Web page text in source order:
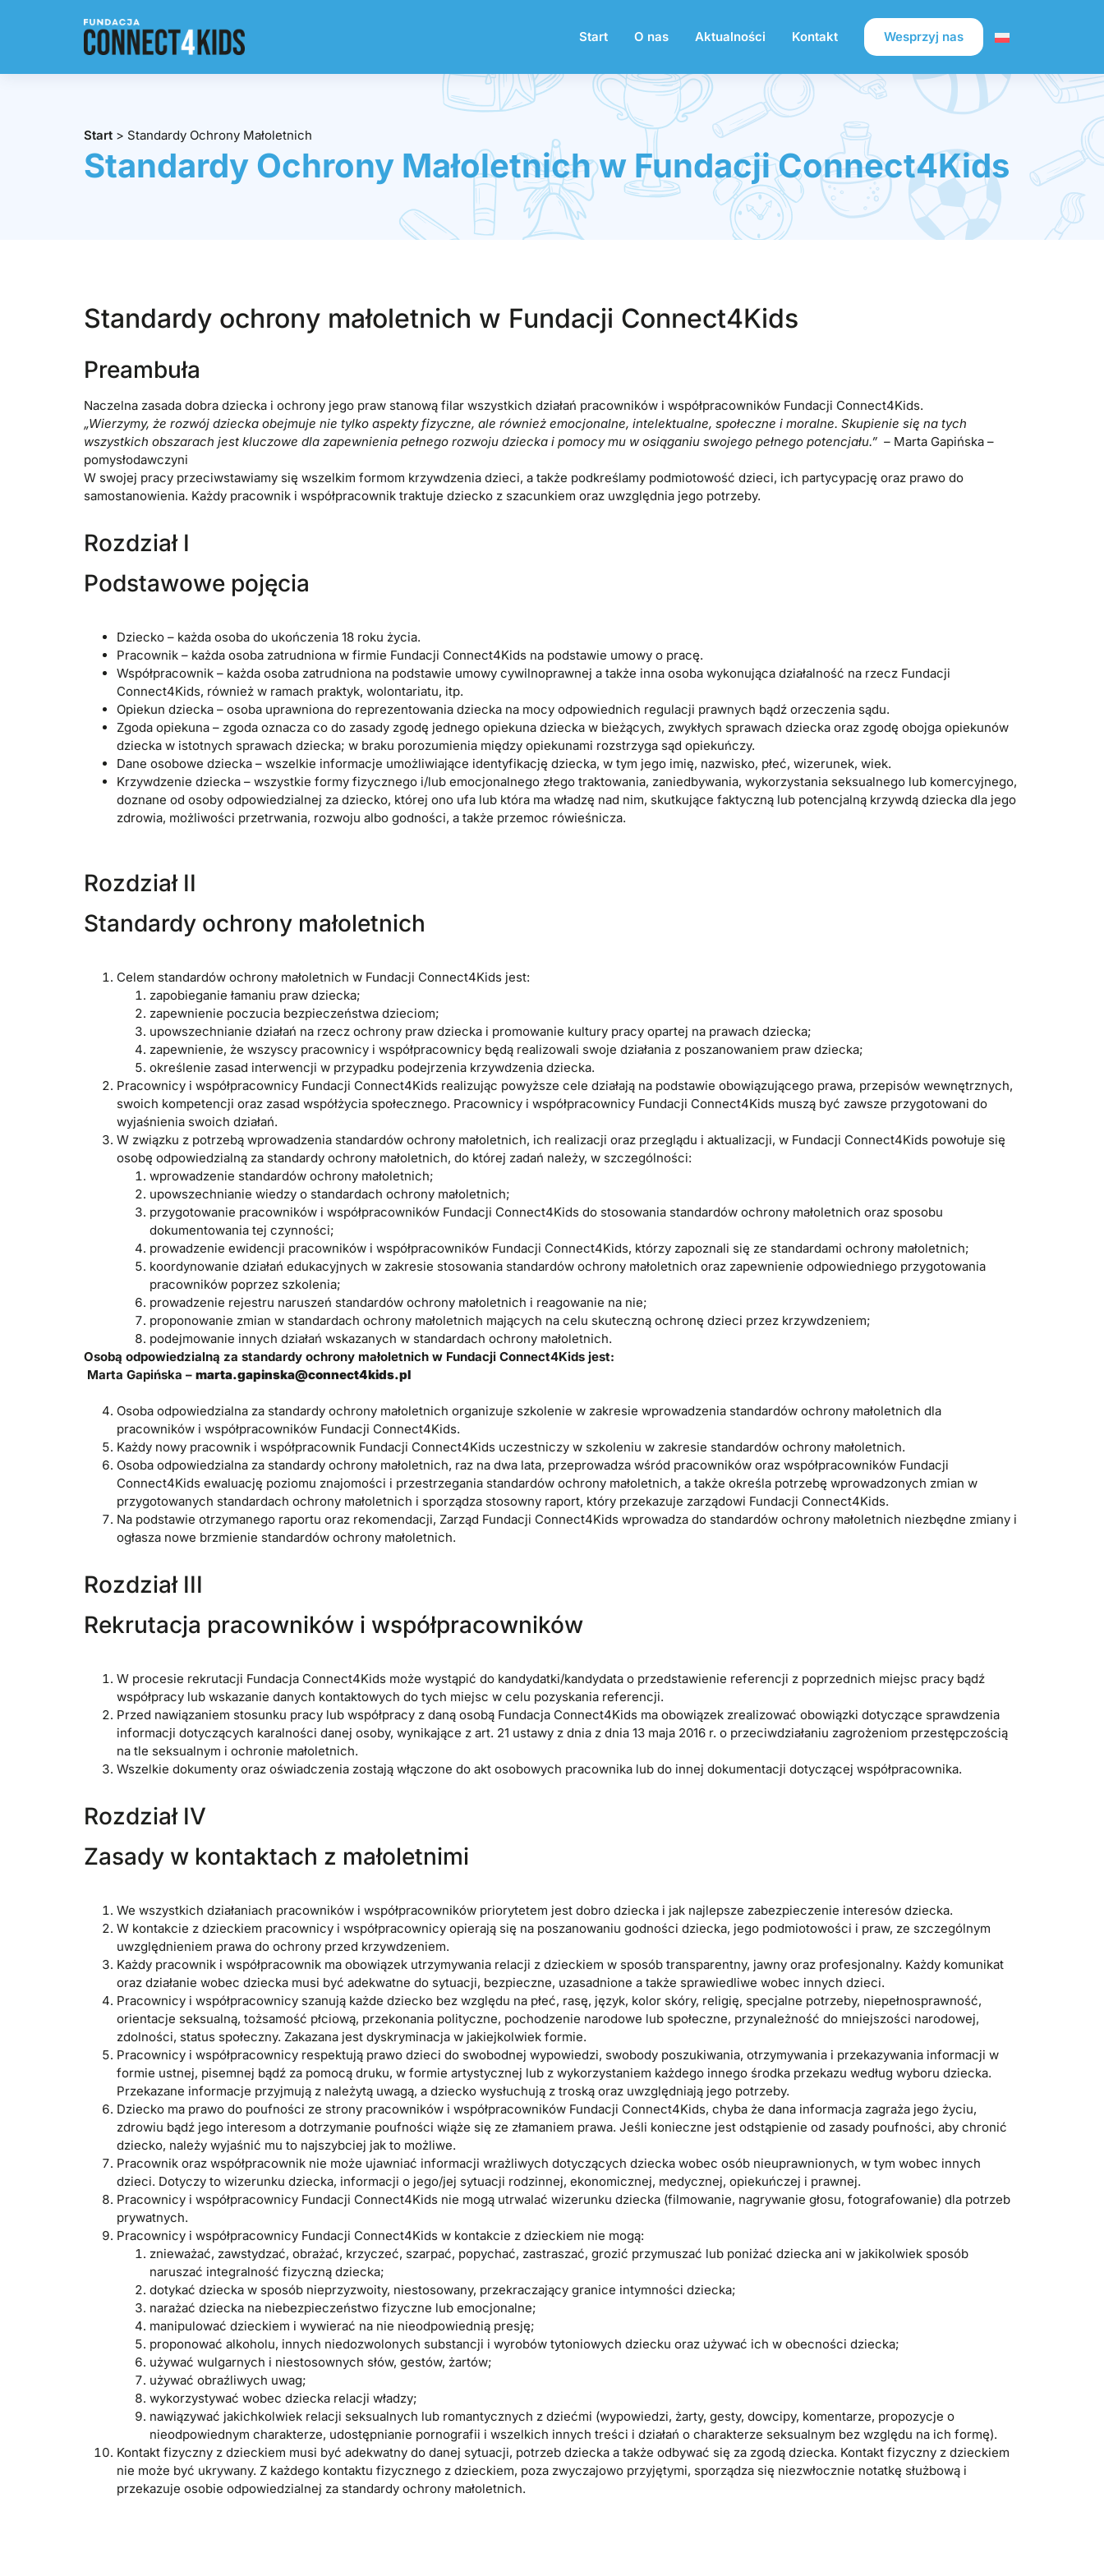
Start O nas Aktualności Kontakt Wesprzyj nas
Start > Standardy Ochrony Małoletnich
Standardy Ochrony Małoletnich w Fundacji Connect4Kids
Standardy ochrony małoletnich w Fundacji Connect4Kids
Preambuła
Naczelna zasada dobra dziecka i ochrony jego praw stanową filar wszystkich działań pracowników i współpracowników Fundacji Connect4Kids.
„Wierzymy, że rozwój dziecka obejmuje nie tylko aspekty fizyczne, ale również emocjonalne, intelektualne, społeczne i moralne. Skupienie się na tych
wszystkich obszarach jest kluczowe dla zapewnienia pełnego rozwoju dziecka i pomocy mu w osiąganiu swojego pełnego potencjału.” – Marta Gapińska –
pomysłodawczyni
W swojej pracy przeciwstawiamy się wszelkim formom krzywdzenia dzieci, a także podkreślamy podmiotowość dzieci, ich partycypację oraz prawo do
samostanowienia. Każdy pracownik i współpracownik traktuje dziecko z szacunkiem oraz uwzględnia jego potrzeby.
Rozdział I
Podstawowe pojęcia
Dziecko – każda osoba do ukończenia 18 roku życia.
Pracownik – każda osoba zatrudniona w firmie Fundacji Connect4Kids na podstawie umowy o pracę.
Współpracownik – każda osoba zatrudniona na podstawie umowy cywilnoprawnej a także inna osoba wykonująca działalność na rzecz Fundacji
Connect4Kids, również w ramach praktyk, wolontariatu, itp.
Opiekun dziecka – osoba uprawniona do reprezentowania dziecka na mocy odpowiednich regulacji prawnych bądź orzeczenia sądu.
Zgoda opiekuna – zgoda oznacza co do zasady zgodę jednego opiekuna dziecka w bieżących, zwykłych sprawach dziecka oraz zgodę obojga opiekunów
dziecka w istotnych sprawach dziecka; w braku porozumienia między opiekunami rozstrzyga sąd opiekuńczy.
Dane osobowe dziecka – wszelkie informacje umożliwiające identyfikację dziecka, w tym jego imię, nazwisko, płeć, wizerunek, wiek.
Krzywdzenie dziecka – wszystkie formy fizycznego i/lub emocjonalnego złego traktowania, zaniedbywania, wykorzystania seksualnego lub komercyjnego,
doznane od osoby odpowiedzialnej za dziecko, której ono ufa lub która ma władzę nad nim, skutkujące faktyczną lub potencjalną krzywdą dziecka dla jego
zdrowia, możliwości przetrwania, rozwoju albo godności, a także przemoc rówieśnicza.
Rozdział II
Standardy ochrony małoletnich
Celem standardów ochrony małoletnich w Fundacji Connect4Kids jest:
zapobieganie łamaniu praw dziecka;
zapewnienie poczucia bezpieczeństwa dzieciom;
upowszechnianie działań na rzecz ochrony praw dziecka i promowanie kultury pracy opartej na prawach dziecka;
zapewnienie, że wszyscy pracownicy i współpracownicy będą realizowali swoje działania z poszanowaniem praw dziecka;
określenie zasad interwencji w przypadku podejrzenia krzywdzenia dziecka.
Pracownicy i współpracownicy Fundacji Connect4Kids realizując powyższe cele działają na podstawie obowiązującego prawa, przepisów wewnętrznych,
swoich kompetencji oraz zasad współżycia społecznego. Pracownicy i współpracownicy Fundacji Connect4Kids muszą być zawsze przygotowani do
wyjaśnienia swoich działań.
W związku z potrzebą wprowadzenia standardów ochrony małoletnich, ich realizacji oraz przeglądu i aktualizacji, w Fundacji Connect4Kids powołuje się
osobę odpowiedzialną za standardy ochrony małoletnich, do której zadań należy, w szczególności:
wprowadzenie standardów ochrony małoletnich;
upowszechnianie wiedzy o standardach ochrony małoletnich;
przygotowanie pracowników i współpracowników Fundacji Connect4Kids do stosowania standardów ochrony małoletnich oraz sposobu
dokumentowania tej czynności;
prowadzenie ewidencji pracowników i współpracowników Fundacji Connect4Kids, którzy zapoznali się ze standardami ochrony małoletnich;
koordynowanie działań edukacyjnych w zakresie stosowania standardów ochrony małoletnich oraz zapewnienie odpowiedniego przygotowania
pracowników poprzez szkolenia;
prowadzenie rejestru naruszeń standardów ochrony małoletnich i reagowanie na nie;
proponowanie zmian w standardach ochrony małoletnich mających na celu skuteczną ochronę dzieci przez krzywdzeniem;
podejmowanie innych działań wskazanych w standardach ochrony małoletnich.
Osobą odpowiedzialną za standardy ochrony małoletnich w Fundacji Connect4Kids jest:
Marta Gapińska – marta.gapinska@connect4kids.pl
Osoba odpowiedzialna za standardy ochrony małoletnich organizuje szkolenie w zakresie wprowadzenia standardów ochrony małoletnich dla
pracowników i współpracowników Fundacji Connect4Kids.
Każdy nowy pracownik i współpracownik Fundacji Connect4Kids uczestniczy w szkoleniu w zakresie standardów ochrony małoletnich.
Osoba odpowiedzialna za standardy ochrony małoletnich, raz na dwa lata, przeprowadza wśród pracowników oraz współpracowników Fundacji
Connect4Kids ewaluację poziomu znajomości i przestrzegania standardów ochrony małoletnich, a także określa potrzebę wprowadzonych zmian w
przygotowanych standardach ochrony małoletnich i sporządza stosowny raport, który przekazuje zarządowi Fundacji Connect4Kids.
Na podstawie otrzymanego raportu oraz rekomendacji, Zarząd Fundacji Connect4Kids wprowadza do standardów ochrony małoletnich niezbędne zmiany i
ogłasza nowe brzmienie standardów ochrony małoletnich.
Rozdział III
Rekrutacja pracowników i współpracowników
W procesie rekrutacji Fundacja Connect4Kids może wystąpić do kandydatki/kandydata o przedstawienie referencji z poprzednich miejsc pracy bądź
współpracy lub wskazanie danych kontaktowych do tych miejsc w celu pozyskania referencji.
Przed nawiązaniem stosunku pracy lub współpracy z daną osobą Fundacja Connect4Kids ma obowiązek zrealizować obowiązki dotyczące sprawdzenia
informacji dotyczących karalności danej osoby, wynikające z art. 21 ustawy z dnia z dnia 13 maja 2016 r. o przeciwdziałaniu zagrożeniom przestępczością
na tle seksualnym i ochronie małoletnich.
Wszelkie dokumenty oraz oświadczenia zostają włączone do akt osobowych pracownika lub do innej dokumentacji dotyczącej współpracownika.
Rozdział IV
Zasady w kontaktach z małoletnimi
We wszystkich działaniach pracowników i współpracowników priorytetem jest dobro dziecka i jak najlepsze zabezpieczenie interesów dziecka.
W kontakcie z dzieckiem pracownicy i współpracownicy opierają się na poszanowaniu godności dziecka, jego podmiotowości i praw, ze szczególnym
uwzględnieniem prawa do ochrony przed krzywdzeniem.
Każdy pracownik i współpracownik ma obowiązek utrzymywania relacji z dzieckiem w sposób transparentny, jawny oraz profesjonalny. Każdy komunikat
oraz działanie wobec dziecka musi być adekwatne do sytuacji, bezpieczne, uzasadnione a także sprawiedliwe wobec innych dzieci.
Pracownicy i współpracownicy szanują każde dziecko bez względu na płeć, rasę, język, kolor skóry, religię, specjalne potrzeby, niepełnosprawność,
orientacje seksualną, tożsamość płciową, przekonania polityczne, pochodzenie narodowe lub społeczne, przynależność do mniejszości narodowej,
zdolności, status społeczny. Zakazana jest dyskryminacja w jakiejkolwiek formie.
Pracownicy i współpracownicy respektują prawo dzieci do swobodnej wypowiedzi, swobody poszukiwania, otrzymywania i przekazywania informacji w
formie ustnej, pisemnej bądź za pomocą druku, w formie artystycznej lub z wykorzystaniem każdego innego środka przekazu według wyboru dziecka.
Przekazane informacje przyjmują z należytą uwagą, a dziecko wysłuchują z troską oraz uwzględniają jego potrzeby.
Dziecko ma prawo do poufności ze strony pracowników i współpracowników Fundacji Connect4Kids, chyba że dana informacja zagraża jego życiu,
zdrowiu bądź jego interesom a dotrzymanie poufności wiąże się ze złamaniem prawa. Jeśli konieczne jest odstąpienie od zasady poufności, aby chronić
dziecko, należy wyjaśnić mu to najszybciej jak to możliwe.
Pracownik oraz współpracownik nie może ujawniać informacji wrażliwych dotyczących dziecka wobec osób nieuprawnionych, w tym wobec innych
dzieci. Dotyczy to wizerunku dziecka, informacji o jego/jej sytuacji rodzinnej, ekonomicznej, medycznej, opiekuńczej i prawnej.
Pracownicy i współpracownicy Fundacji Connect4Kids nie mogą utrwalać wizerunku dziecka (filmowanie, nagrywanie głosu, fotografowanie) dla potrzeb
prywatnych.
Pracownicy i współpracownicy Fundacji Connect4Kids w kontakcie z dzieckiem nie mogą:
znieważać, zawstydzać, obrażać, krzyczeć, szarpać, popychać, zastraszać, grozić przymuszać lub poniżać dziecka ani w jakikolwiek sposób
naruszać integralność fizyczną dziecka;
dotykać dziecka w sposób nieprzyzwoity, niestosowany, przekraczający granice intymności dziecka;
narażać dziecka na niebezpieczeństwo fizyczne lub emocjonalne;
manipulować dzieckiem i wywierać na nie nieodpowiednią presję;
proponować alkoholu, innych niedozwolonych substancji i wyrobów tytoniowych dziecku oraz używać ich w obecności dziecka;
używać wulgarnych i niestosownych słów, gestów, żartów;
używać obraźliwych uwag;
wykorzystywać wobec dziecka relacji władzy;
nawiązywać jakichkolwiek relacji seksualnych lub romantycznych z dziećmi (wypowiedzi, żarty, gesty, dowcipy, komentarze, propozycje o
nieodpowiednym charakterze, udostępnianie pornografii i wszelkich innych treści i działań o charakterze seksualnym bez względu na ich formę).
Kontakt fizyczny z dzieckiem musi być adekwatny do danej sytuacji, potrzeb dziecka a także odbywać się za zgodą dziecka. Kontakt fizyczny z dzieckiem
nie może być ukrywany. Z każdego kontaktu fizycznego z dzieckiem, poza zwyczajowo przyjętymi, sporządza się niezwłocznie notatkę służbową i
przekazuje osobie odpowiedzialnej za standardy ochrony małoletnich.